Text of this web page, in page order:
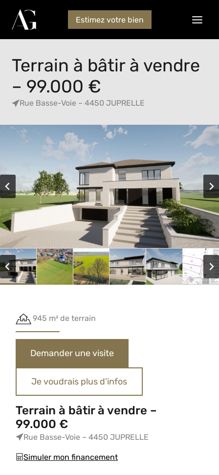
Estimez votre bien
Terrain à bâtir à vendre
– 99.000 €
Rue Basse-Voie – 4450 JUPRELLE
945 m² de terrain
Demander une visite
Je voudrais plus d’infos
Terrain à bâtir à vendre –
99.000 €
Rue Basse-Voie – 4450 JUPRELLE
Simuler mon financement